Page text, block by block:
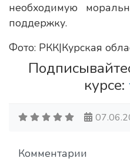
необходимую
поддержку.
Фото: РКК|Курская
курсе:
Комментарии